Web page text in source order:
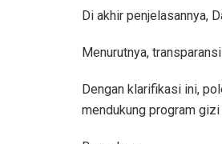
Di akhir penjelasannya,
Menurutnya,
Dengan klarifikasi ini,
mendukung program gizi